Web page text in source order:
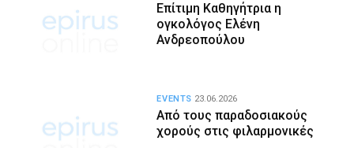
Επίτιμη Καθηγήτρια η
ογκολόγος Ελένη
Ανδρεοπούλου
Από τους παραδοσιακούς
χορούς στις φιλαρμονικές
EVENTS 23.06.2026